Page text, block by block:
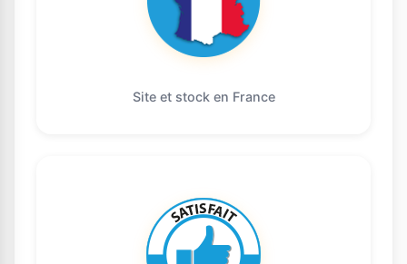
Site et stock en France